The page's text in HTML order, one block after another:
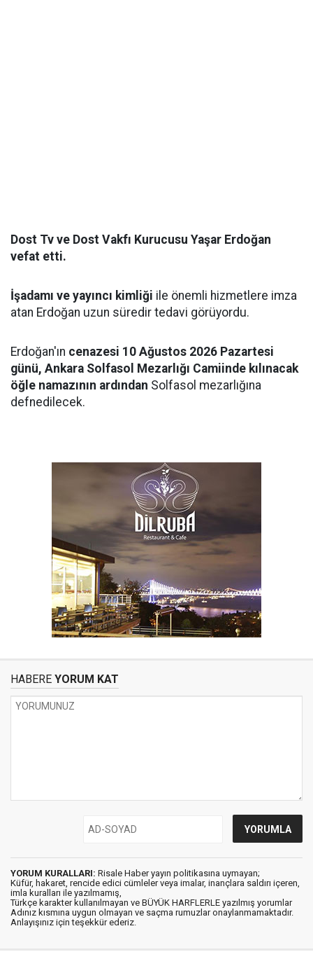
Dost Tv ve Dost Vakfı Kurucusu Yaşar Erdoğan
vefat etti.
İşadamı ve yayıncı kimliği ile önemli hizmetlere imza
atan Erdoğan uzun süredir tedavi görüyordu.
Erdoğan'ın cenazesi 10 Ağustos 2026 Pazartesi
günü, Ankara Solfasol Mezarlığı Camiinde kılınacak
öğle namazının ardından Solfasol mezarlığına
defnedilecek.
HABERE YORUM KAT
YORUM KURALLARI: Risale Haber yayın politikasına uymayan;
Küfür, hakaret, rencide edici cümleler veya imalar, inançlara saldırı içeren,
imla kuralları ile yazılmamış,
Türkçe karakter kullanılmayan ve BÜYÜK HARFLERLE yazılmış yorumlar
Adınız kısmına uygun olmayan ve saçma rumuzlar onaylanmamaktadır.
Anlayışınız için teşekkür ederiz.